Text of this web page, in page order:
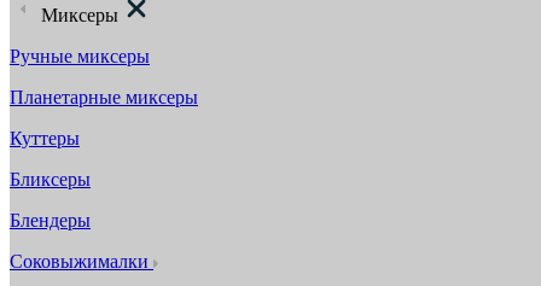
Миксеры
Ручные миксеры
Планетарные миксеры
Куттеры
Бликсеры
Блендеры
Соковыжималки